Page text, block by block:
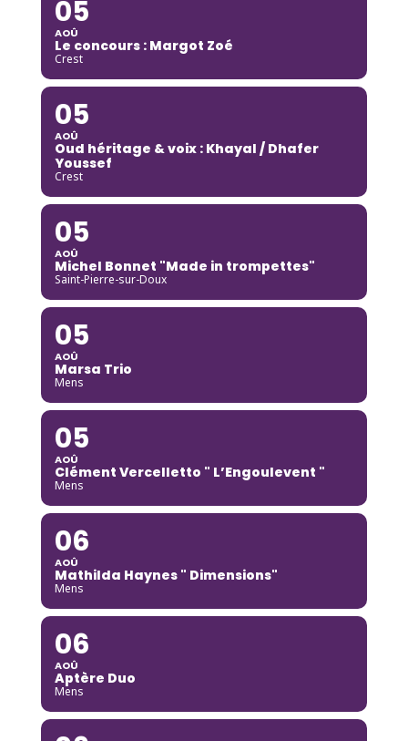
05
AOÛ
Le concours : Margot Zoé
Crest
05
AOÛ
Oud héritage & voix : Khayal / Dhafer
Youssef
Crest
05
AOÛ
Michel Bonnet "Made in trompettes"
Saint-Pierre-sur-Doux
05
AOÛ
Marsa Trio
Mens
05
AOÛ
Clément Vercelletto " L’Engoulevent "
Mens
06
AOÛ
Mathilda Haynes " Dimensions"
Mens
06
AOÛ
Aptère Duo
Mens